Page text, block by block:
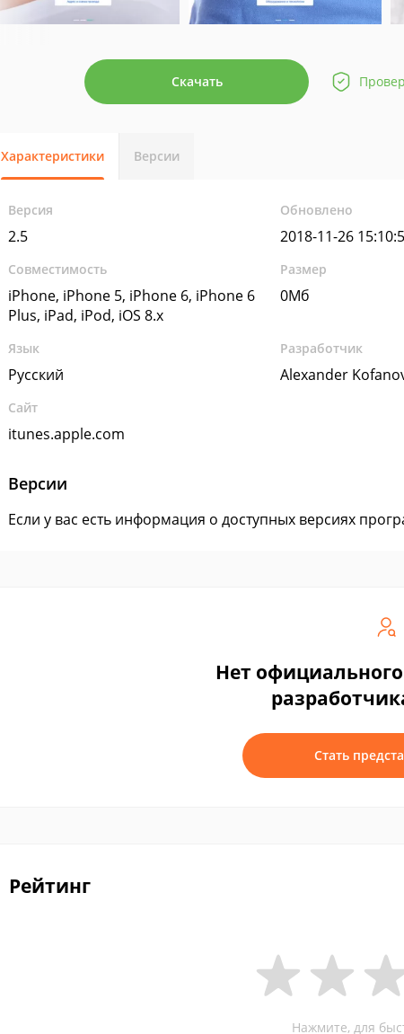
Скачать
Характеристики Версии
Версия
2.5
Обновлено
2018-11-26
Совместимость
iPhone, iPhone 5, iPhone 6, iPhone 6
Plus, iPad, iPod, iOS 8.x
Размер
0Мб
Язык
Русский
Разработчик
Alexander
Сайт
itunes.apple.com
Версии
Если у вас есть информация о доступных версиях
Нет
Стать
Рейтинг
Нажмите, для